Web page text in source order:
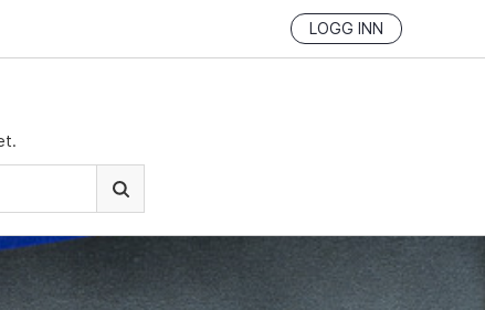
LOGG INN